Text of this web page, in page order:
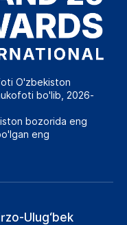
O'zbekiston
bo'lib, 2026-
bozorida eng
eng
Ulug‘bek